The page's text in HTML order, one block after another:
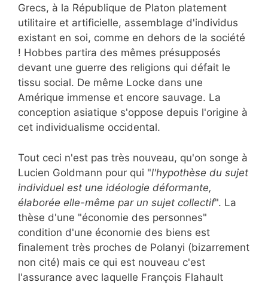
Grecs, à la République de Platon platement
utilitaire et artificielle, assemblage d'individus
existant en soi, comme en dehors de la société
! Hobbes partira des mêmes présupposés
devant une guerre des religions qui défait le
tissu social. De même Locke dans une
Amérique immense et encore sauvage. La
conception asiatique s'oppose depuis l'origine à
cet individualisme occidental.
Tout ceci n'est pas très nouveau, qu'on songe à
Lucien Goldmann pour qui "l'hypothèse du sujet
individuel est une idéologie déformante,
élaborée elle-même par un sujet collectif". La
thèse d'une "économie des personnes"
condition d'une économie des biens est
finalement très proches de Polanyi (bizarrement
non cité) mais ce qui est nouveau c'est
l'assurance avec laquelle François Flahault